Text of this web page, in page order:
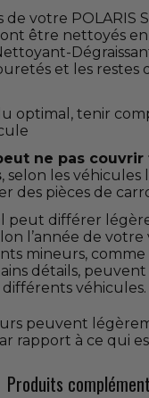
de votre POLARIS
être nettoyés
et les restes
optimal, tenir
ne pas
, selon les
des pièces de
peut différer
l’année de votre
mineurs, comme
détails,
véhicules.
peuvent
rapport à ce qui
Produits